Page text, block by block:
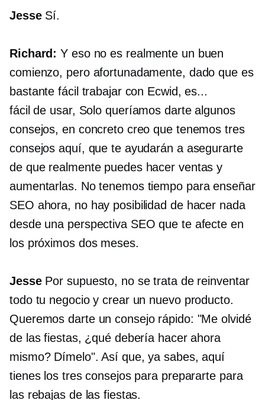
JesseSí.
Richard: Y eso no es realmente un buen
comienzo, pero afortunadamente, dado que es
bastante fácil trabajar con Ecwid, es...
fácil de usar, Solo queríamos darte algunos
consejos, en concreto creo que tenemos tres
consejos aquí, que te ayudarán a asegurarte
de que realmente puedes hacer ventas y
aumentarlas. No tenemos tiempo para enseñar
SEO ahora, no hay posibilidad de hacer nada
desde una perspectiva SEO que te afecte en
los próximos dos meses.
JessePor supuesto, no se trata de reinventar
todo tu negocio y crear un nuevo producto.
Queremos darte un consejo rápido: "Me olvidé
de las fiestas, ¿qué debería hacer ahora
mismo? Dímelo". Así que, ya sabes, aquí
tienes los tres consejos para prepararte para
las rebajas de las fiestas.